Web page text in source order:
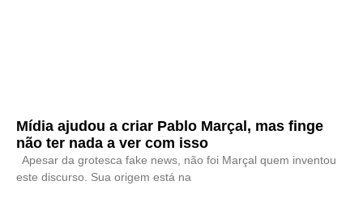
Mídia ajudou a criar Pablo Marçal, mas finge
não ter nada a ver com isso
Apesar da grotesca fake news, não foi Marçal quem inventou
este discurso. Sua origem está na